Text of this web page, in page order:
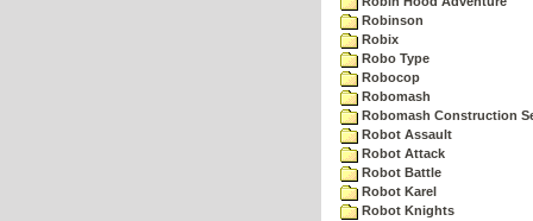
Robinson
Robix
Robo Type
Robocop
Robomash
Robomash Construction
Robot Assault
Robot Attack
Robot Battle
Robot Karel
Robot Knights